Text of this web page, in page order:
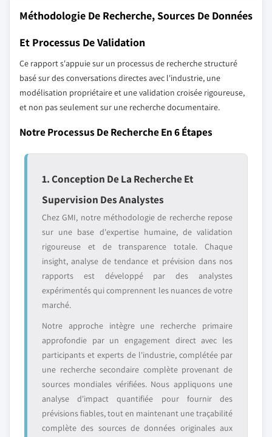
Méthodologie De Recherche, Sources De Données
Et Processus De Validation
Ce rapport s'appuie sur un processus de recherche structuré
basé sur des conversations directes avec l'industrie, une
modélisation propriétaire et une validation croisée rigoureuse,
et non pas seulement sur une recherche documentaire.
Notre Processus De Recherche En 6 Étapes
1. Conception De La Recherche Et
Supervision Des Analystes
Chez GMI, notre méthodologie de recherche repose
sur une base d'expertise humaine, de validation
rigoureuse et de transparence totale. Chaque
insight, analyse de tendance et prévision dans nos
rapports est développé par des analystes
expérimentés qui comprennent les nuances de votre
marché.
Notre approche intègre une recherche primaire
approfondie par un engagement direct avec les
participants et experts de l'industrie, complétée par
une recherche secondaire complète provenant de
sources mondiales vérifiées. Nous appliquons une
analyse d'impact quantifiée pour fournir des
prévisions fiables, tout en maintenant une traçabilité
complète des sources de données originales aux